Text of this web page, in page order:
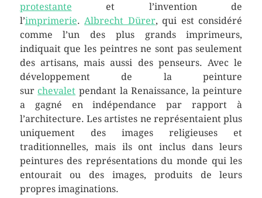
protestante et l’invention de
l’imprimerie.Albrecht Dürer, qui est considéré
comme l’un des plus grands imprimeurs,
indiquait que les peintres ne sont pas seulement
des artisans, mais aussi des penseurs. Avec le
développement de la peinture
sur chevalet pendant la Renaissance, la peinture
a gagné en indépendance par rapport à
l’architecture. Les artistes ne représentaient plus
uniquement des images religieuses et
traditionnelles, mais ils ont inclus dans leurs
peintures des représentations du monde qui les
entourait ou des images, produits de leurs
propres imaginations.